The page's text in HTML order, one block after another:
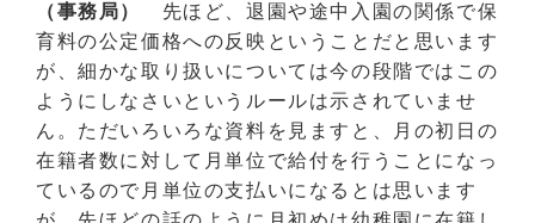
（事務局）
先ほど、退園や途中入園の関係で保
育料の公定価格への反映ということだと思います
が、細かな取り扱いについては今の段階ではこの
ようにしなさいというルールは示されていませ
ん。ただいろいろな資料を見ますと、月の初日の
在籍者数に対して月単位で給付を行うことになっ
ているので月単位の支払いになるとは思います